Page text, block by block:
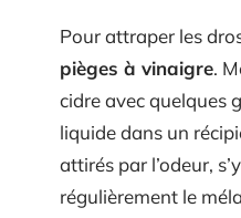
Pour attraper les
pièges à vinaigre.
cidre avec quelques
liquide dans un
attirés par l’odeur,
régulièrement le